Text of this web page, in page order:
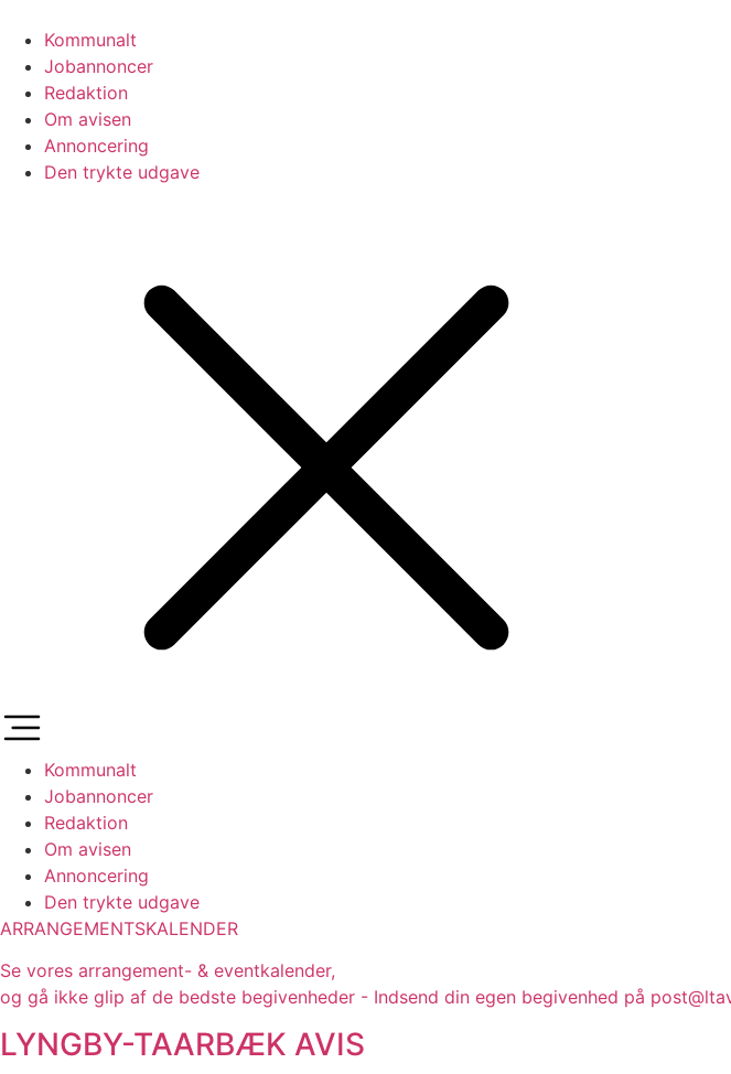
indhold
Kommunalt
Jobannoncer
Redaktion
Om avisen
Annoncering
Den trykte udgave
Kommunalt
Jobannoncer
Redaktion
Om avisen
Annoncering
Den trykte udgave
ARRANGEMENTSKALENDER
Se vores arrangement- & eventkalender,
og gå ikke glip af de bedste begivenheder - Indsend din egen begivenhed på
LYNGBY-TAARBÆK AVIS